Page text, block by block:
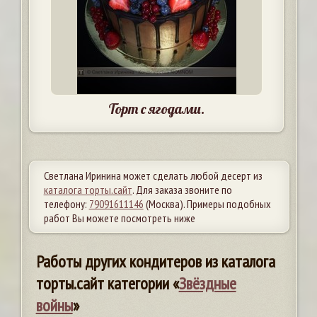
Торт с ягодами.
Светлана Иринина может сделать любой десерт из
каталога торты.сайт. Для заказа звоните по
телефону: 79091611146 (Москва). Примеры подобных
работ Вы можете посмотреть ниже
Работы других кондитеров из каталога
торты.сайт категории «Звёздные
войны»